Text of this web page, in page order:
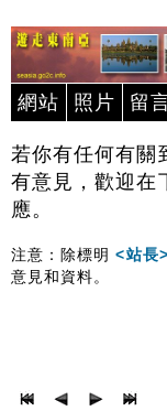
網站 照片 留
若你有任何有關
有意見，歡迎在
應。
注意：除標明 <站長>
意見和資料。